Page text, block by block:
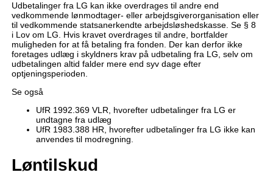
Udbetalinger fra LG kan ikke overdrages til andre end
vedkommende lønmodtager- eller arbejdsgiverorganisation eller
til vedkommende statsanerkendte arbejdsløshedskasse. Se § 8
i Lov om LG. Hvis kravet overdrages til andre, bortfalder
muligheden for at få betaling fra fonden. Der kan derfor ikke
foretages udlæg i skyldners krav på udbetaling fra LG, selv om
udbetalingen altid falder mere end syv dage efter
optjeningsperioden.
Se også
UfR 1992.369 VLR, hvorefter udbetalinger fra LG er
undtagne fra udlæg
UfR 1983.388 HR, hvorefter udbetalinger fra LG ikke kan
anvendes til modregning.
Løntilskud